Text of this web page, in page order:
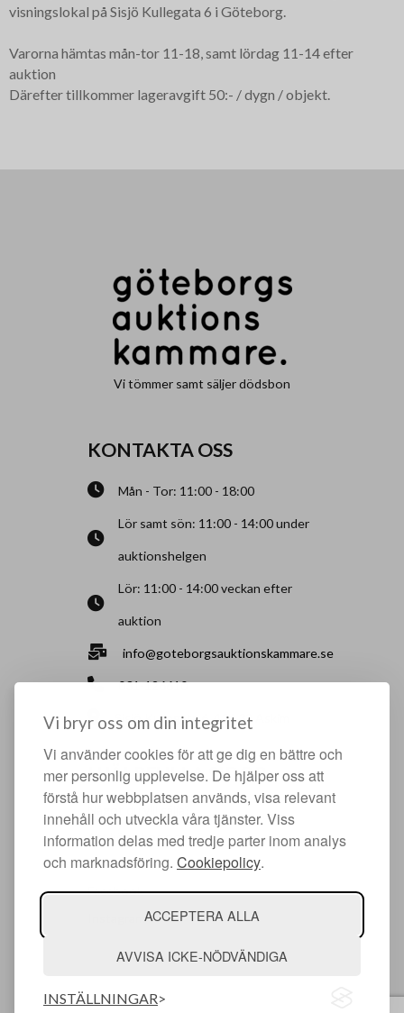
Vi bryr oss om din integritet
Vi använder cookies för att ge dig en bättre och
mer personlig upplevelse. De hjälper oss att
förstå hur webbplatsen används, visa relevant
innehåll och utveckla våra tjänster. Viss
information delas med tredje parter inom analys
och marknadsföring. Cookiepolicy.
ACCEPTERA ALLA
AVVISA ICKE-NÖDVÄNDIGA
INSTÄLLNINGAR
visningslokal på Sisjö Kullegata 6 i Göteborg.
Varorna hämtas mån-tor 11-18, samt lördag 11-14 efter
auktion
Därefter tillkommer lageravgift 50:- / dygn / objekt.
Vi tömmer samt säljer dödsbon
KONTAKTA OSS
Mån - Tor: 11:00 - 18:00
Lör samt sön: 11:00 - 14:00 under
auktionshelgen
Lör: 11:00 - 14:00 veckan efter
auktion
info@goteborgsauktionskammare.se
031-126610
Sisjö Kullegata 6, 436 32 Askim
HJÄLPFULLA SIDOR
Något du vill sälja?
Att köpa hos oss
Om oss
Facebook
Instagram
© Argonova Auktionsplattform 2026